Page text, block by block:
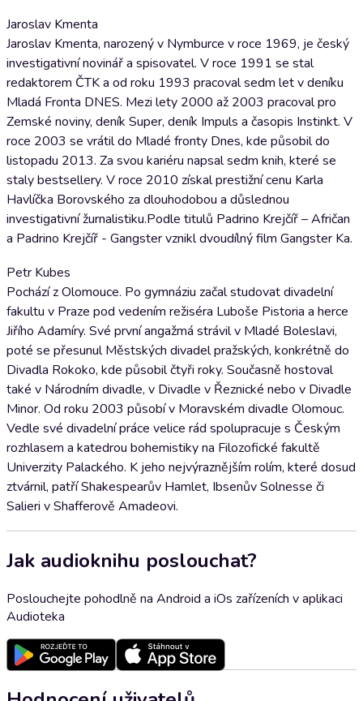
Jaroslav Kmenta
Jaroslav Kmenta, narozený v Nymburce v roce 1969, je český
investigativní novinář a spisovatel. V roce 1991 se stal
redaktorem ČTK a od roku 1993 pracoval sedm let v deníku
Mladá Fronta DNES. Mezi lety 2000 až 2003 pracoval pro
Zemské noviny, deník Super, deník Impuls a časopis Instinkt. V
roce 2003 se vrátil do Mladé fronty Dnes, kde působil do
listopadu 2013. Za svou kariéru napsal sedm knih, které se
staly bestsellery. V roce 2010 získal prestižní cenu Karla
Havlíčka Borovského za dlouhodobou a důslednou
investigativní žurnalistiku.Podle titulů Padrino Krejčíř – Afričan
a Padrino Krejčíř - Gangster vznikl dvoudílný film Gangster Ka.
Petr Kubes
Pochází z Olomouce. Po gymnáziu začal studovat divadelní
fakultu v Praze pod vedením režiséra Luboše Pistoria a herce
Jiřího Adamíry. Své první angažmá strávil v Mladé Boleslavi,
poté se přesunul Městských divadel pražských, konkrétně do
Divadla Rokoko, kde působil čtyři roky. Současně hostoval
také v Národním divadle, v Divadle v Řeznické nebo v Divadle
Minor. Od roku 2003 působí v Moravském divadle Olomouc.
Vedle své divadelní práce velice rád spolupracuje s Českým
rozhlasem a katedrou bohemistiky na Filozofické fakultě
Univerzity Palackého. K jeho nejvýraznějším rolím, které dosud
ztvárnil, patří Shakespearův Hamlet, Ibsenův Solnesse či
Salieri v Shafferově Amadeovi.
Jak audioknihu poslouchat?
Poslouchejte pohodlně na Android a iOs zařízeních v aplikaci
Audioteka